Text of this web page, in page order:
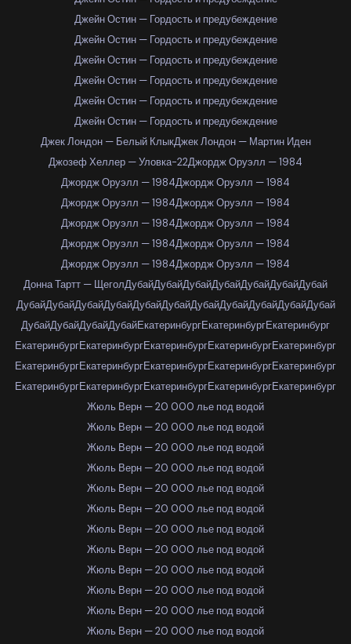
Джейн Остин — Гордость и предубеждение
Джейн Остин — Гордость и предубеждение
Джейн Остин — Гордость и предубеждение
Джейн Остин — Гордость и предубеждение
Джейн Остин — Гордость и предубеждение
Джейн Остин — Гордость и предубеждение
Джек Лондон — Белый КлыкДжек Лондон — Мартин Иден
Джозеф Хеллер — Уловка-22Джордж Оруэлл — 1984
Джордж Оруэлл — 1984Джордж Оруэлл — 1984
Джордж Оруэлл — 1984Джордж Оруэлл — 1984
Джордж Оруэлл — 1984Джордж Оруэлл — 1984
Джордж Оруэлл — 1984Джордж Оруэлл — 1984
Джордж Оруэлл — 1984Джордж Оруэлл — 1984
Донна Тартт — ЩеголДубайДубайДубайДубайДубайДубайДубай
ДубайДубайДубайДубайДубайДубайДубайДубайДубайДубайДубай
ДубайДубайДубайДубайЕкатеринбургЕкатеринбургЕкатеринбург
ЕкатеринбургЕкатеринбургЕкатеринбургЕкатеринбургЕкатеринбург
ЕкатеринбургЕкатеринбургЕкатеринбургЕкатеринбургЕкатеринбург
ЕкатеринбургЕкатеринбургЕкатеринбургЕкатеринбургЕкатеринбург
Жюль Верн — 20 000 лье под водой
Жюль Верн — 20 000 лье под водой
Жюль Верн — 20 000 лье под водой
Жюль Верн — 20 000 лье под водой
Жюль Верн — 20 000 лье под водой
Жюль Верн — 20 000 лье под водой
Жюль Верн — 20 000 лье под водой
Жюль Верн — 20 000 лье под водой
Жюль Верн — 20 000 лье под водой
Жюль Верн — 20 000 лье под водой
Жюль Верн — 20 000 лье под водой
Жюль Верн — 20 000 лье под водой